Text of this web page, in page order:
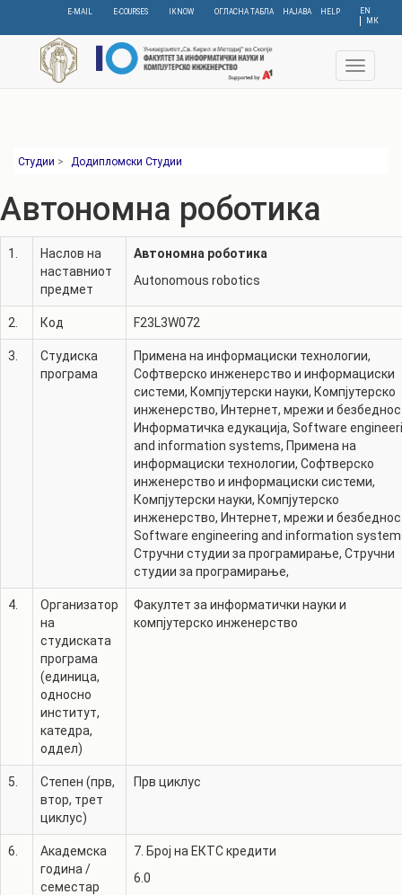
content
EN
МК
E-MAIL E-COURSES IKNOW ОГЛАСНА ТАБЛА НАЈАВА HELP
Toggle
Студии > Додипломски Студии
Автономна роботика
1.
Наслов на
наставниот
предмет
Автономна роботика
Autonomous robotics
2. Код F23L3W072
3.
Студиска
програма
Примена на информациски технологии,
Софтверско инженерство и информациски
системи, Компјутерски науки, Компјутерско
инженерство, Интернет, мрежи и
Информатичка едукација, Software
and information systems, Примена на
информациски технологии, Софтверско
инженерство и информациски системи,
Компјутерски науки, Компјутерско
инженерство, Интернет, мрежи и
Software engineering and information
Стручни студии за програмирање, Стручни
студии за програмирање,
4.
Организатор
на
студиската
програма
(единица,
односно
институт,
катедра,
оддел)
Факултет за информатички науки и
компјутерско инженерство
5.
Степен (прв,
втор, трет
циклус)
Прв циклус
6.
Академска
година /
семестар
7. Број на ЕКТС кредити
6.0